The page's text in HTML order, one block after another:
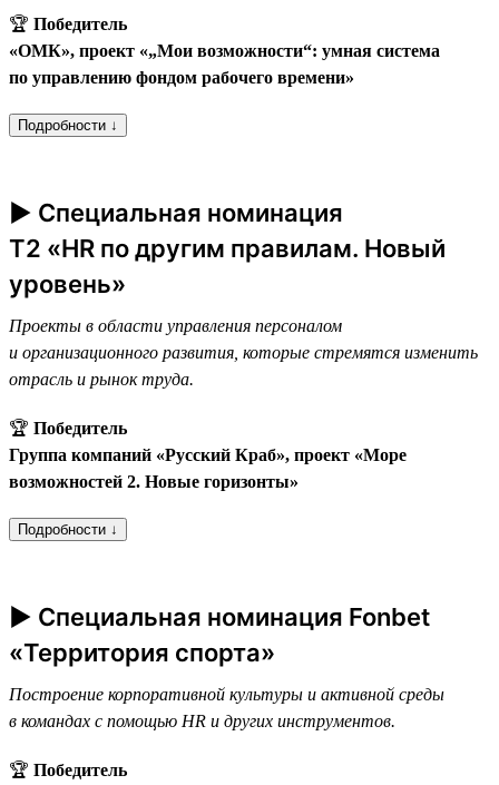
🏆 Победитель
«ОМК», проект «„Мои возможности“: умная система
по управлению фондом рабочего времени»
Подробности ↓
► Специальная номинация
T2 «HR по другим правилам. Новый
уровень»
Проекты в области управления персоналом
и организационного развития, которые стремятся изменить
отрасль и рынок труда.
🏆 Победитель
Группа компаний «Русский Краб», проект «Море
возможностей 2. Новые горизонты»
Подробности ↓
► Специальная номинация Fonbet
«Территория спорта»
Построение корпоративной культуры и активной среды
в командах с помощью HR и других инструментов.
🏆 Победитель